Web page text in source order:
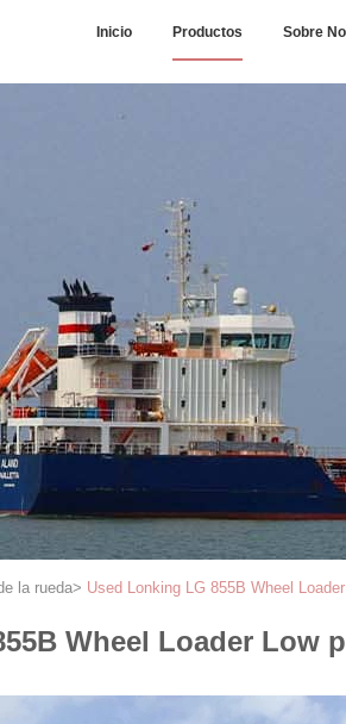
Inicio Productos Sobre
la rueda> Used Lonking LG 855B Wheel
Wheel Loader Low